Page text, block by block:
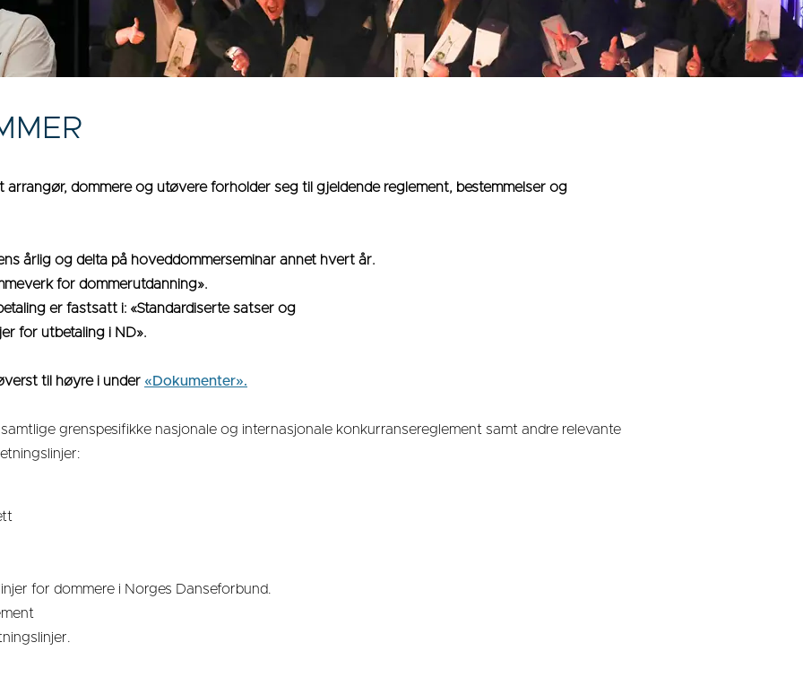
arrangør, dommere og utøvere forholder seg til gjeldende reglement, bestemmelser og
årlig og delta på hoveddommerseminar annet hvert år.
for dommerutdanning».
er fastsatt i: «Standardiserte satser og
for utbetaling i ND».
til høyre i under «Dokumenter».
grenspesifikke nasjonale og internasjonale konkurransereglement samt andre relevante
for dommere i Norges Danseforbund.